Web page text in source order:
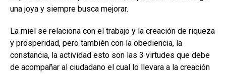
una joya y siempre busca mejorar.
La miel se relaciona con el trabajo y la creación de riqueza
y prosperidad, pero también con la obediencia, la
constancia, la actividad esto son las 3 virtudes que debe
de acompañar al ciudadano el cual lo llevara a la creación